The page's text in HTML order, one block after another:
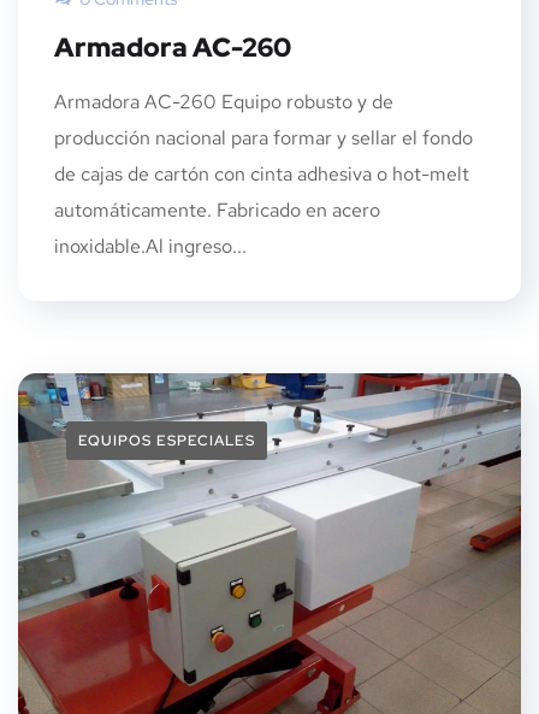
Armadora AC-260
Armadora AC-260 Equipo robusto y de
producción nacional para formar y sellar el fondo
de cajas de cartón con cinta adhesiva o hot-melt
automáticamente. Fabricado en acero
inoxidable.Al ingreso...
EQUIPOS ESPECIALES